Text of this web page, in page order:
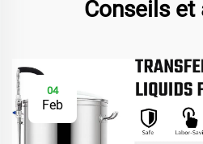
Conseils et
04
Feb